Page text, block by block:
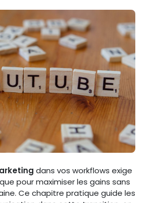
dans vos workflows exige
pour maximiser les gains sans
Ce chapitre pratique guide les